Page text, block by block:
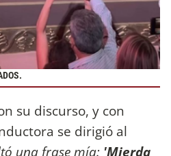
su discurso, y con
se dirigió al
una frase mía: 'Mierda